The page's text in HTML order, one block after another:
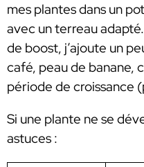
mes plantes dans un
avec un terreau
de boost, j’ajoute un
café, peau de banane,
période de croissance
Si une plante ne se
astuces :